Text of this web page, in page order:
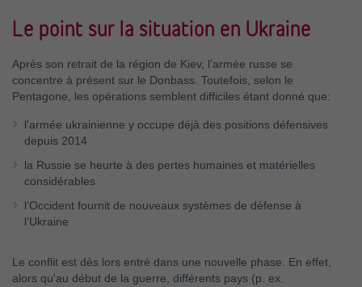
Le point sur la situation en Ukraine
Après son retrait de la région de Kiev, l’armée russe se
concentre à présent sur le Donbass. Toutefois, selon le
Pentagone, les opérations semblent difficiles étant donné que:
l'armée ukrainienne y occupe déjà des positions défensives
depuis 2014
la Russie se heurte à des pertes humaines et matérielles
considérables
l’Occident fournit de nouveaux systèmes de défense à
l’Ukraine
Le conflit est dès lors entré dans une nouvelle phase. En effet,
alors qu'au début de la guerre, différents pays (p. ex.